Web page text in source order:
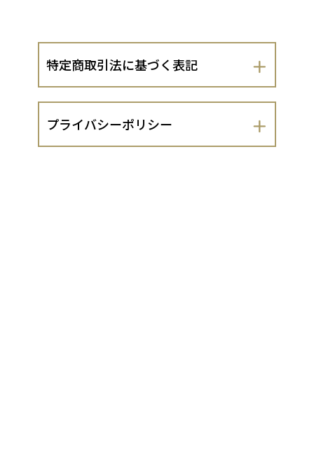
特定商取引法に基づく表記
会社名
プライバシーポリシー